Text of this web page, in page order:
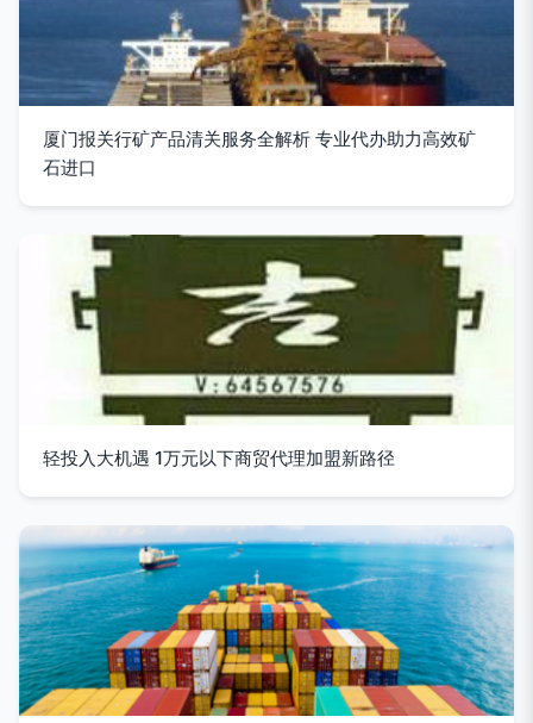
厦门报关行矿产品清关服务全解析 专业代办助力高效矿
石进口
轻投入大机遇 1万元以下商贸代理加盟新路径